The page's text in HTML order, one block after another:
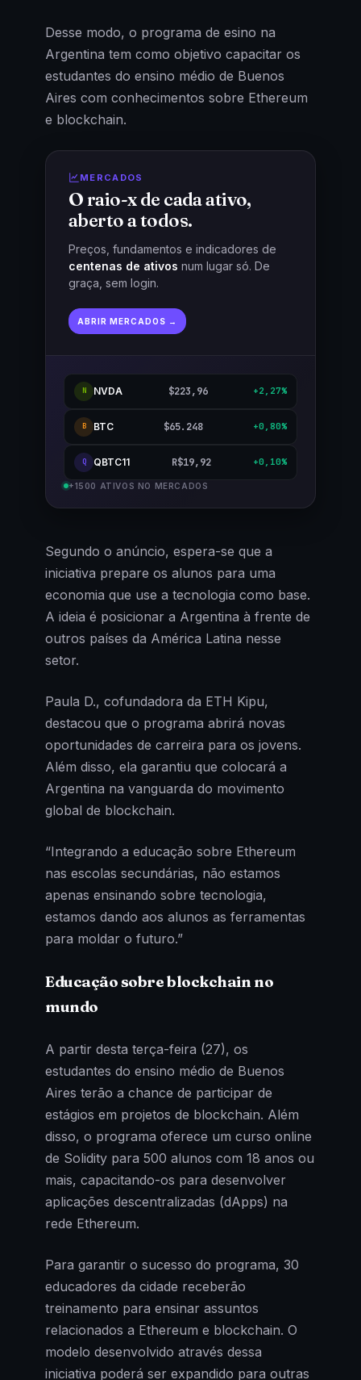
Desse modo, o programa de esino na
Argentina tem como objetivo capacitar os
estudantes do ensino médio de Buenos
Aires com conhecimentos sobre Ethereum
e blockchain.
MERCADOS
O raio-x de cada ativo,
aberto a todos.
Preços, fundamentos e indicadores de
centenas de ativos num lugar só. De
graça, sem login.
ABRIR MERCADOS →
N NVDA $223,96 +2,27%
B BTC $65.248 +0,80%
Q QBTC11 R$19,92 +0,10%
+1500 ATIVOS NO MERCADOS
Segundo o anúncio, espera-se que a
iniciativa prepare os alunos para uma
economia que use a tecnologia como base.
A ideia é posicionar a Argentina à frente de
outros países da América Latina nesse
setor.
Paula D., cofundadora da ETH Kipu,
destacou que o programa abrirá novas
oportunidades de carreira para os jovens.
Além disso, ela garantiu que colocará a
Argentina na vanguarda do movimento
global de blockchain.
“Integrando a educação sobre Ethereum
nas escolas secundárias, não estamos
apenas ensinando sobre tecnologia,
estamos dando aos alunos as ferramentas
para moldar o futuro.”
Educação sobre blockchain no
mundo
A partir desta terça-feira (27), os
estudantes do ensino médio de Buenos
Aires terão a chance de participar de
estágios em projetos de blockchain. Além
disso, o programa oferece um curso online
de Solidity para 500 alunos com 18 anos ou
mais, capacitando-os para desenvolver
aplicações descentralizadas (dApps) na
rede Ethereum.
Para garantir o sucesso do programa, 30
educadores da cidade receberão
treinamento para ensinar assuntos
relacionados a Ethereum e blockchain. O
modelo desenvolvido através dessa
iniciativa poderá ser expandido para outras